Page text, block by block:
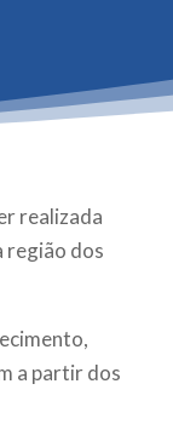
realizada
região dos
a partir dos